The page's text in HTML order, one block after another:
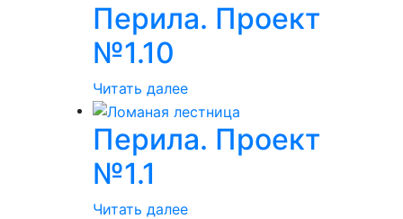
Перила. Проект
№1.10
Читать далее
Перила. Проект
№1.1
Читать далее